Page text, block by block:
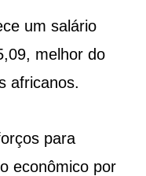
um salário
melhor do
africanos.
para
econômico por